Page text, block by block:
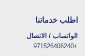
اطلب خدماتنا
الواتساب / الاتصال
+971526406240